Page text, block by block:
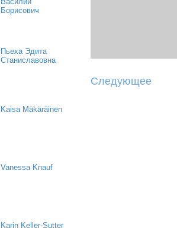
Следующее
Борисович
Пьеха Эдита
Станиславовна
Kaisa Mäkäräinen
Vanessa Knauf
Karin Keller-Sutter